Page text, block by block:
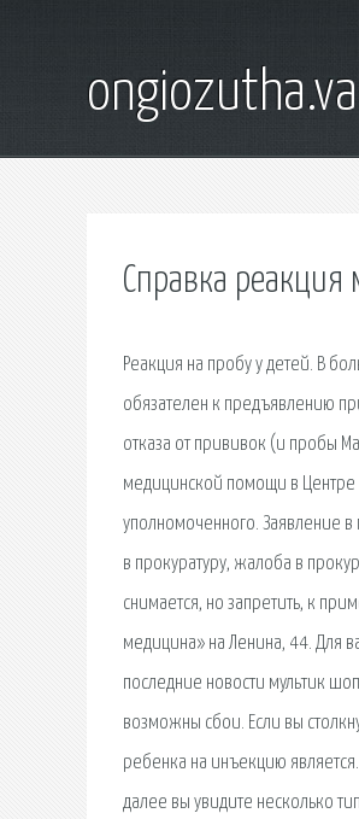
Справка реакция
Реакция на пробу у детей. В
обязателен к предъявлению
отказа от прививок (и пробы
медицинской помощи в Центре
уполномоченного. Заявление в
в прокуратуру, жалоба в
снимается, но запретить, к
медицина» на Ленина, 44. Для
последние новости мультик
возможны сбои. Если вы
ребенка на инъекцию
далее вы увидите несколько